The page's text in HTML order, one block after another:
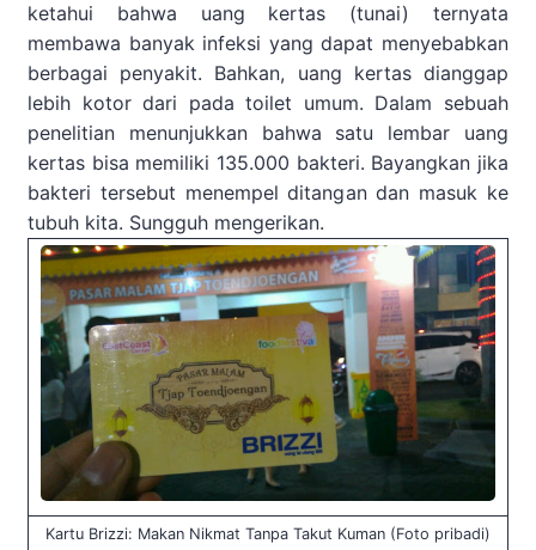
ketahui bahwa uang kertas (tunai) ternyata
membawa banyak infeksi yang dapat menyebabkan
berbagai penyakit. Bahkan, uang kertas dianggap
lebih kotor dari pada toilet umum. Dalam sebuah
penelitian menunjukkan bahwa satu lembar uang
kertas bisa memiliki 135.000 bakteri. Bayangkan jika
bakteri tersebut menempel ditangan dan masuk ke
tubuh kita. Sungguh mengerikan.
Kartu Brizzi: Makan Nikmat Tanpa Takut Kuman (Foto pribadi)